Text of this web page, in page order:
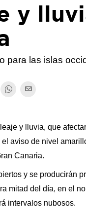
y
para las islas
y lluvia, que
aviso de nivel
Canaria.
y se producirán
mitad del día, en el
intervalos nubosos.